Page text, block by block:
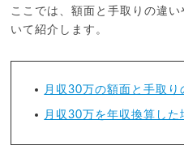
ここでは、額面と手取りの違
いて紹介します。
月収30万の額面と手取り
月収30万を年収換算した